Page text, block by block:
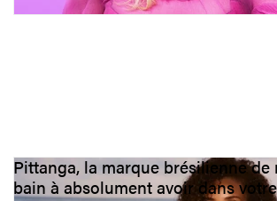
Pittanga, la marque brésilienne
bain à absolument avoir dans